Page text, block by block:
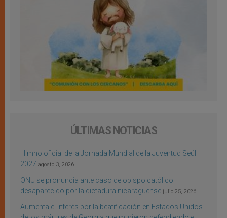
ÚLTIMAS NOTICIAS
Himno oficial de la Jornada Mundial de la Juventud Seúl
2027 agosto 3, 2026
ONU se pronuncia ante caso de obispo católico
desaparecido por la dictadura nicaragüense julio 25, 2026
Aumenta el interés por la beatificación en Estados Unidos